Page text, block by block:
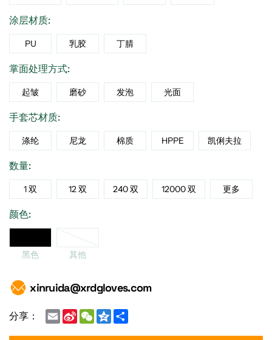
涂层材质:
PU 乳胶 丁腈
掌面处理方式:
起皱 磨砂 发泡 光面
手套芯材质:
涤纶 尼龙 棉质 HPPE 凯俐夫拉
数量:
1 双 12 双 240 双 12000 双 更多
颜色:
黑色 其他
xinruida@xrdgloves.com
分享： EmailSina
Weibo
WeChat
Qzone